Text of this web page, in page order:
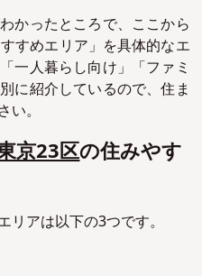
かったところで、ここから
すめエリア」を具体的なエ
一人暮らし向け」「ファミ
に紹介しているので、住ま
い。
京23区の住みやす
アは以下の3つです。